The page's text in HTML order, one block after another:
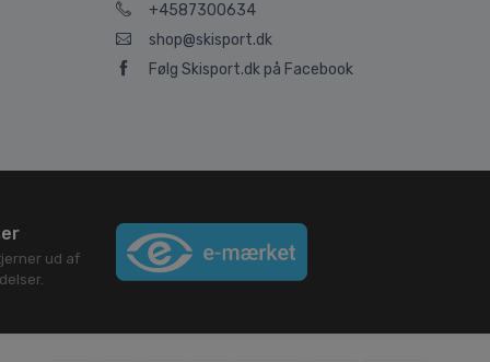
+4587300634
shop@skisport.dk
Følg Skisport.dk på Facebook
ud af